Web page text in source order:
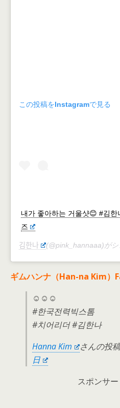
この投稿をInstagramで見る
내가 좋아하는 거울샷😊 #김
즈
김한나 (@pink_hannaaa)が
ギムハンナ（Han-na Kim）
☺️☺️☺️
#한국전력빅스톰
#치어리더 #김한나
Hanna Kim
さんの投
日
スポンサ